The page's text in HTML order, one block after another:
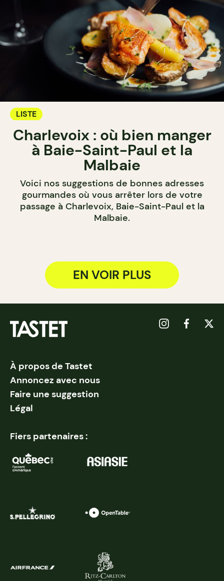
LISTE
Charlevoix : où bien manger
à Baie-Saint-Paul et la
Malbaie
Voici nos suggestions de bonnes adresses
gourmandes où vous arrêter lors de votre
passage à Charlevoix, Baie-Saint-Paul et la
Malbaie.
EN VOIR PLUS
À propos de Tastet
Annoncez avec nous
Faire une suggestion
Légal
Fiers partenaires :